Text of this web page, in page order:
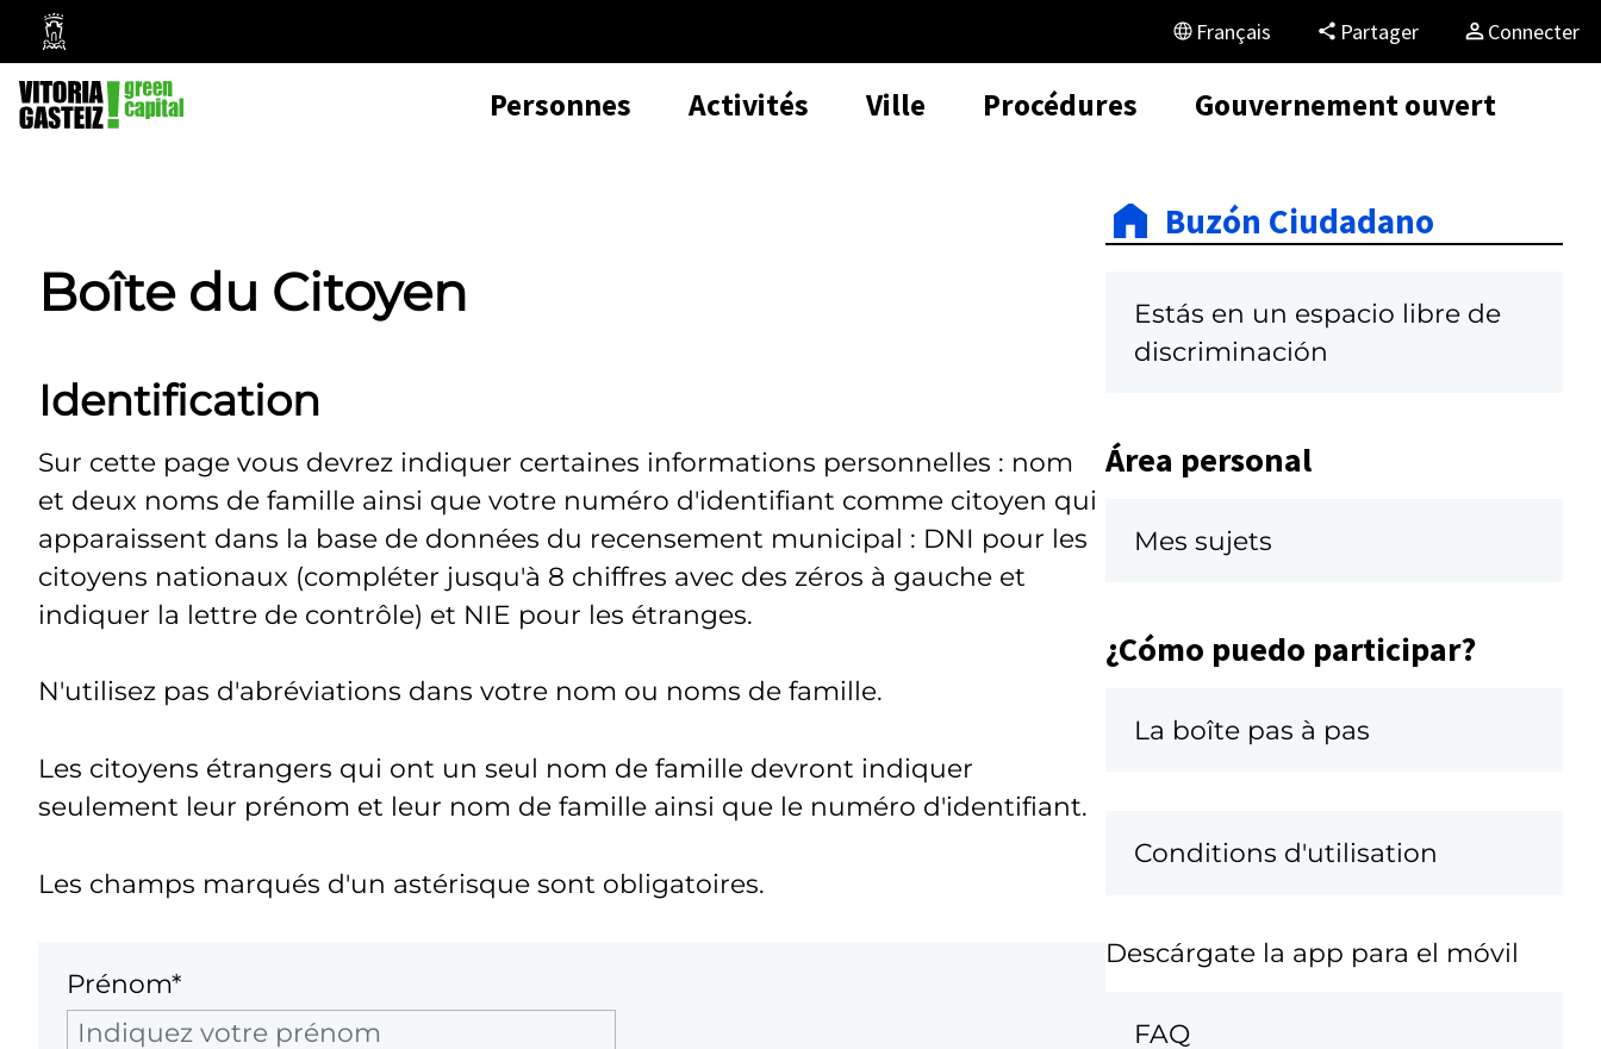
Mairie
de
Vitoria-
Gasteiz
Français Partager Connecter
Personnes Activités Ville Procédures Gouvernement ouvert
Boîte du Citoyen
Identification
Sur cette page vous devrez indiquer certaines informations personnelles : nom
et deux noms de famille ainsi que votre numéro d'identifiant comme citoyen qui
apparaissent dans la base de données du recensement municipal : DNI pour les
citoyens nationaux (compléter jusqu'à 8 chiffres avec des zéros à gauche et
indiquer la lettre de contrôle) et NIE pour les étranges.
N'utilisez pas d'abréviations dans votre nom ou noms de famille.
Les citoyens étrangers qui ont un seul nom de famille devront indiquer
seulement leur prénom et leur nom de famille ainsi que le numéro d'identifiant.
Les champs marqués d'un astérisque sont obligatoires.
Prénom*
Buzón Ciudadano
Estás en un espacio libre de
discriminación
Área personal
Mes sujets
¿Cómo puedo participar?
La boîte pas à pas
Conditions d'utilisation
Descárgate la app para el móvil
FAQ